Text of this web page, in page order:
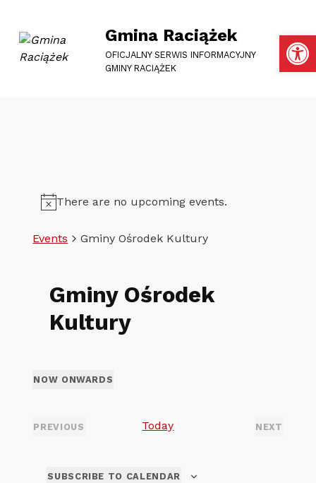
Gmina Raciążek
OFICJALNY SERWIS INFORMACYJNY
GMINY RACIĄŻEK
There are no upcoming events.
Events Gminy Ośrodek Kultury
Gminy Ośrodek
Kultury
NOW ONWARDS
PREVIOUS
Today
NEXT
SUBSCRIBE TO CALENDAR
Otwórz pasek narzędzi